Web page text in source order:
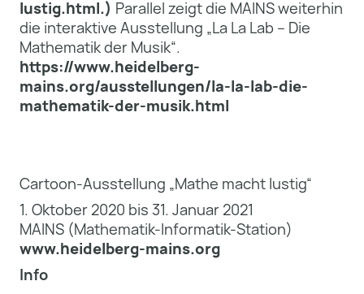
lustig.html.) Parallel zeigt die MAINS weiterhin
die interaktive Ausstellung „La La Lab – Die
Mathematik der Musik“.
https://www.heidelberg-
mains.org/ausstellungen/la-la-lab-die-
mathematik-der-musik.html
Cartoon-Ausstellung „Mathe macht lustig“
1. Oktober 2020 bis 31. Januar 2021
MAINS (Mathematik-Informatik-Station)
www.heidelberg-mains.org
Info